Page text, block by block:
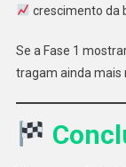
crescimento da
Se a Fase 1
tragam ainda mais